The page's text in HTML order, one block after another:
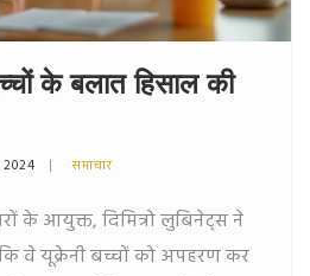
के बलात हिसाल की
2024 समाचार
के आयुक्त, दिमित्रो लुबिनेट्स ने
वे यूक्रेनी बच्चों को अपहरण कर